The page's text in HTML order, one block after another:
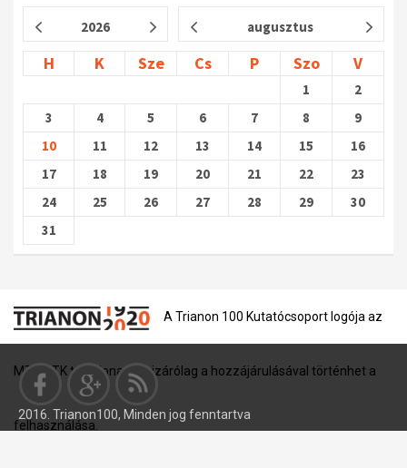
2026 augusztus
H K Sze Cs P Szo V
1
2
3
4 5 6 7 8
9
10
11 12 13 14 15
16
17
18 19 20 21 22
23
24
25 26 27 28 29
30
31
A Trianon 100 Kutatócsoport logója az
MTA BTK tulajdona, és kizárólag a hozzájárulásával történhet a
felhasználása.
2016. Trianon100, Minden jog fenntartva